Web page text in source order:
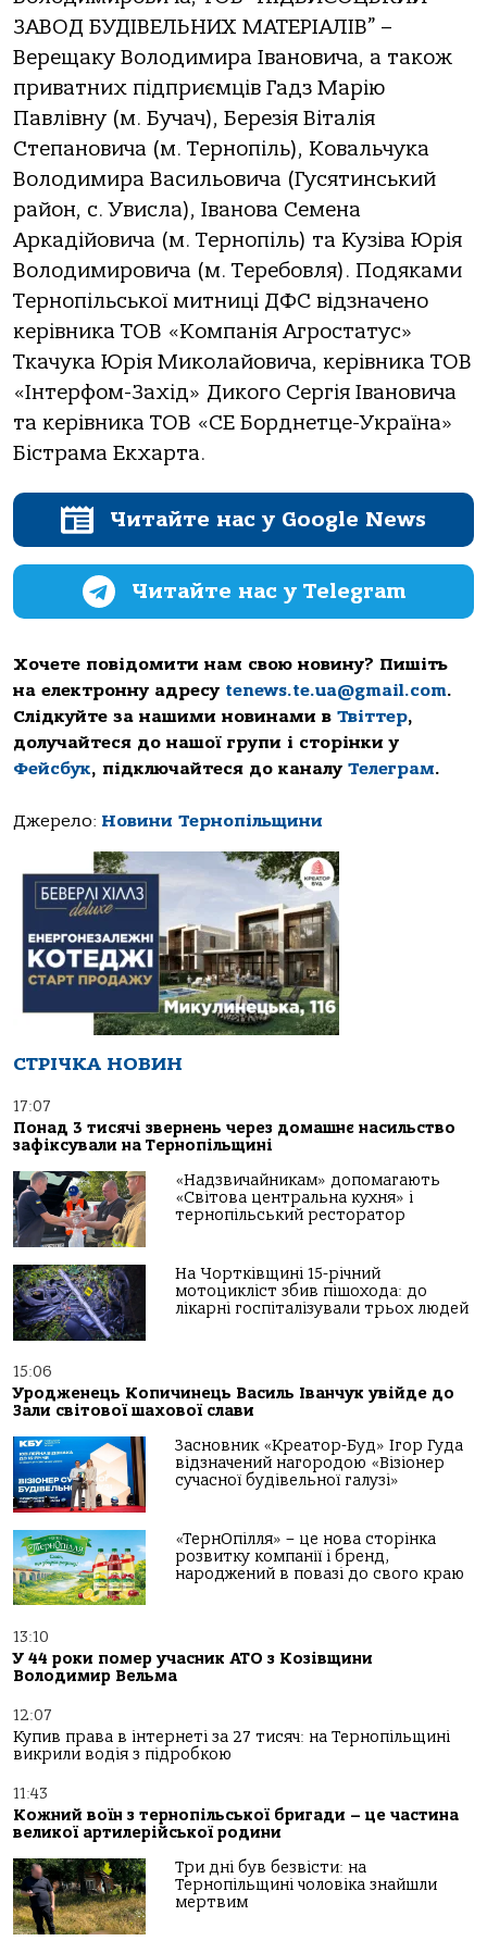
ЗАВОД БУДІВЕЛЬНИХ МАТЕРІАЛІВ” –
Верещаку Володимира Івановича, а також
приватних підприємців Гадз Марію
Павлівну (м. Бучач), Березія Віталія
Степановича (м. Тернопіль), Ковальчука
Володимира Васильовича (Гусятинський
район, с. Увисла), Іванова Семена
Аркадійовича (м. Тернопіль) та Кузіва Юрія
Володимировича (м. Теребовля). Подяками
Тернопільської митниці ДФС відзначено
керівника ТОВ «Компанія Агростатус»
Ткачука Юрія Миколайовича, керівника ТОВ
«Інтерфом-Захід» Дикого Сергія Івановича
та керівника ТОВ «СЕ Борднетце-Україна»
Бістрама Екхарта.
Читайте нас у Google News
Читайте нас у Telegram
Хочете повідомити нам свою новину? Пишіть
на електронну адресу tenews.te.ua@gmail.com.
Слідкуйте за нашими новинами в Твіттер,
долучайтеся до нашої групи і сторінки у
Фейсбук, підключайтеся до каналу Телеграм.
Джерело: Новини Тернопільщини
СТРІЧКА НОВИН
17:07
Понад 3 тисячі звернень через домашнє насильство
зафіксували на Тернопільщині
«Надзвичайникам» допомагають
«Світова центральна кухня» і
тернопільський ресторатор
На Чортківщині 15-річний
мотоцикліст збив пішохода: до
лікарні госпіталізували трьох людей
15:06
Уродженець Копичинець Василь Іванчук увійде до
Зали світової шахової слави
Засновник «Креатор-Буд» Ігор Гуда
відзначений нагородою «Візіонер
сучасної будівельної галузі»
«ТернОпілля» – це нова сторінка
розвитку компанії і бренд,
народжений в повазі до свого краю
13:10
У 44 роки помер учасник АТО з Козівщини
Володимир Вельма
12:07
Купив права в інтернеті за 27 тисяч: на Тернопільщині
викрили водія з підробкою
11:43
Кожний воїн з тернопільської бригади – це частина
великої артилерійської родини
Три дні був безвісти: на
Тернопільщині чоловіка знайшли
мертвим